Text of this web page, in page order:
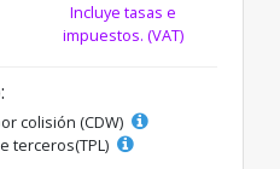
Incluye tasas e
impuestos. (VAT)
colisión (CDW)
terceros(TPL)